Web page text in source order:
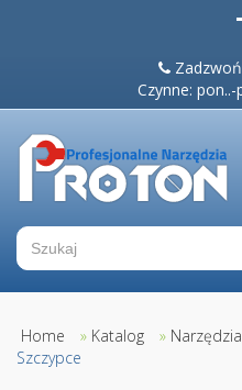
Zadzwoń
Czynne: pon..-
Home » Katalog »
Szczypce